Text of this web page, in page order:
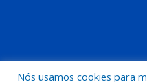
Nós usamos cookies para